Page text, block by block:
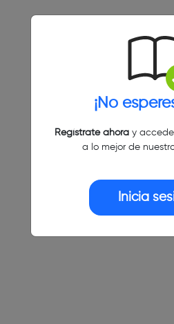
¡No
Regístrate ahoray accede
a lo mejor de
Inicia